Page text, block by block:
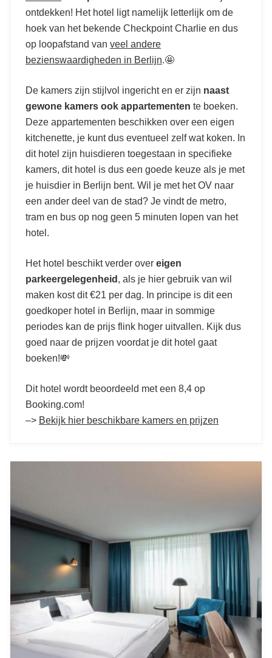
ontdekken! Het hotel ligt namelijk letterlijk om de
hoek van het bekende Checkpoint Charlie en dus
op loopafstand van veel andere
bezienswaardigheden in Berlijn.🤩
De kamers zijn stijlvol ingericht en er zijn naast
gewone kamers ook appartementen te boeken.
Deze appartementen beschikken over een eigen
kitchenette, je kunt dus eventueel zelf wat koken. In
dit hotel zijn huisdieren toegestaan in specifieke
kamers, dit hotel is dus een goede keuze als je met
je huisdier in Berlijn bent. Wil je met het OV naar
een ander deel van de stad? Je vindt de metro,
tram en bus op nog geen 5 minuten lopen van het
hotel.
Het hotel beschikt verder over eigen
parkeergelegenheid , als je hier gebruik van wil
maken kost dit €21 per dag. In principe is dit een
goedkoper hotel in Berlijn, maar in sommige
periodes kan de prijs flink hoger uitvallen. Kijk dus
goed naar de prijzen voordat je dit hotel gaat
boeken!💸
Dit hotel wordt beoordeeld met een 8,4 op
Booking.com!
–> Bekijk hier beschikbare kamers en prijzen